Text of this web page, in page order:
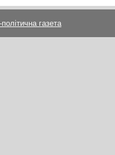
газета